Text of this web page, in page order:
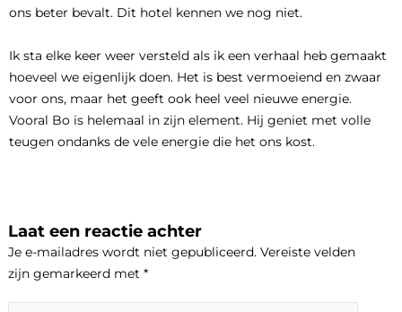
ons beter bevalt. Dit hotel kennen we nog niet.
Ik sta elke keer weer versteld als ik een verhaal heb gemaakt
hoeveel we eigenlijk doen. Het is best vermoeiend en zwaar
voor ons, maar het geeft ook heel veel nieuwe energie.
Vooral Bo is helemaal in zijn element. Hij geniet met volle
teugen ondanks de vele energie die het ons kost.
Laat een reactie achter
Je e-mailadres wordt niet gepubliceerd. Vereiste velden
zijn gemarkeerd met*